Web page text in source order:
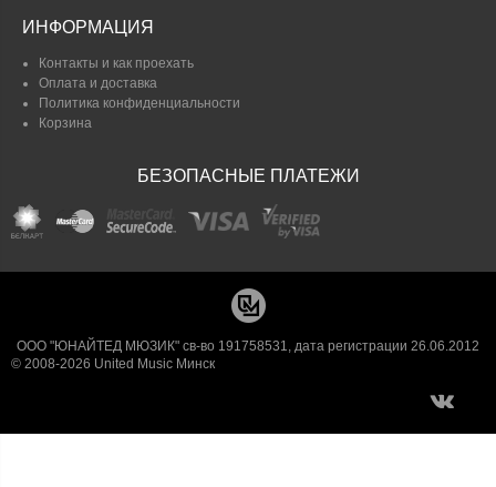
ИНФОРМАЦИЯ
Контакты и как проехать
Оплата и доставка
Политика конфиденциальности
Корзина
БЕЗОПАСНЫЕ ПЛАТЕЖИ
ООО "ЮНАЙТЕД МЮЗИК" св-во 191758531, дата регистрации 26.06.2012
© 2008-2026 United Music Минск